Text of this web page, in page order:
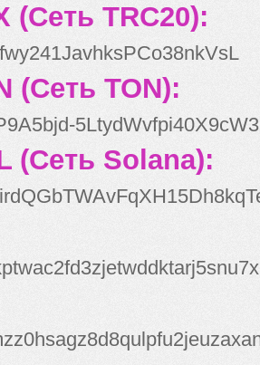
(Сеть TRC20):
(Сеть TON):
(Сеть Solana):